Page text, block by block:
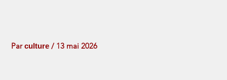
Parculture/ 13 mai 2026